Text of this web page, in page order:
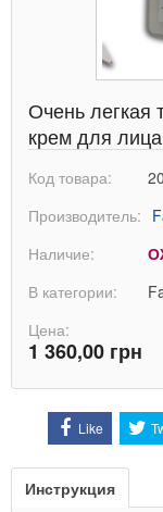
Очень легкая
крем для
Код товара:
Производитель:
Наличие:
В категории:
Цена:
1 360,00 грн
Like
Инструкция